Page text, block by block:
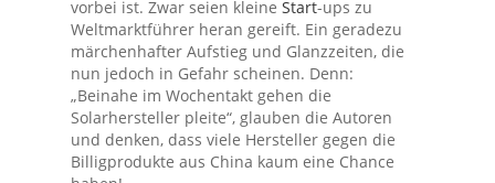
vorbei ist. Zwar seien kleine Start-ups zu
Weltmarktführer heran gereift. Ein geradezu
märchenhafter Aufstieg und Glanzzeiten, die
nun jedoch in Gefahr scheinen. Denn:
„Beinahe im Wochentakt gehen die
Solarhersteller pleite“, glauben die Autoren
und denken, dass viele Hersteller gegen die
Billigprodukte aus China kaum eine Chance